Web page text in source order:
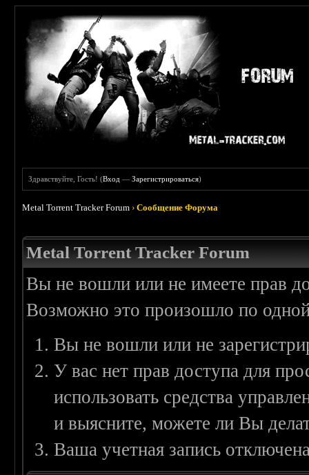
Здравствуйте, Гость! (Вход —Зарегистрироваться)
Metal Torrent Tracker Forum ›Сообщение Форума
Metal Torrent Tracker Forum
Вы не вошли или не имеете прав
Возможно это произошло по
Вы не вошли или не
У вас нет прав доступа для
использовать средства
и выясните, можете ли Вы
Ваша учетная запись